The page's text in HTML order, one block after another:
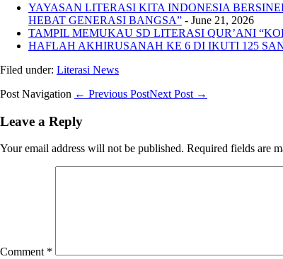
YAYASAN LITERASI KITA INDONESIA
HEBAT GENERASI BANGSA” - June 21, 2026
TAMPIL MEMUKAU SD LITERASI QUR’ANI
HAFLAH AKHIRUSANAH KE 6 DI IKUTI 125
Filed under: Literasi News
Post Navigation ← Previous PostNext Post →
Leave a Reply
Your email address will not be published. Required fields are
Comment *